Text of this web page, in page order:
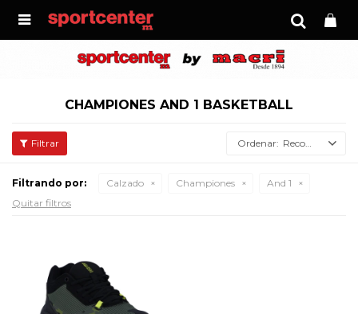

CHAMPIONES AND 1 BASKETBALL
Recomendados
Filtrando por: Calzado Championes
And 1
Quitar filtros